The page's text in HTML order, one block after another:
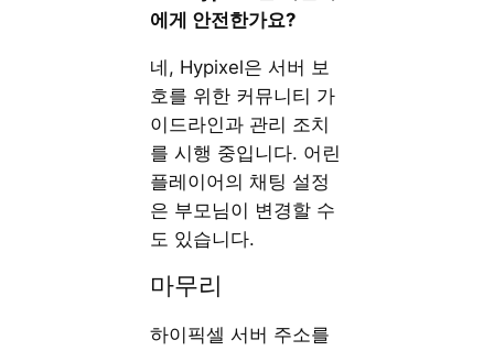
에게 안전한가요?
네, Hypixel은 서버 보
호를 위한 커뮤니티 가
이드라인과 관리 조치
를 시행 중입니다. 어린
플레이어의 채팅 설정
은 부모님이 변경할 수
도 있습니다.
마무리
하이픽셀 서버 주소를